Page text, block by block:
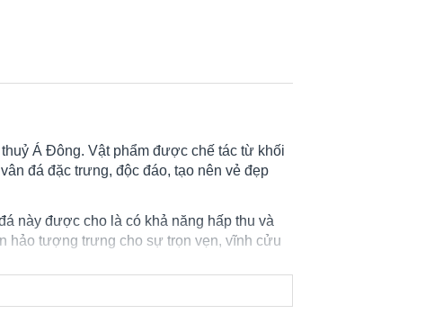
Á Đông. Vật phẩm được chế tác từ khối
đá đặc trưng, độc đáo, tạo nên vẻ đẹp
này được cho là có khả năng hấp thu và
hảo tượng trưng cho sự trọn vẹn, vĩnh cửu